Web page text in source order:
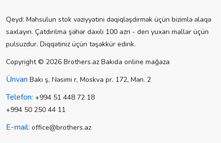
Qeyd: Məhsulun stok vəziyyətini dəqiqləşdirmək üçün bizimlə əlaqə
saxlayın. Çatdırılma şəhər daxili 100 azn - den yuxarı mallar üçün
pulsuzdur. Diqqətiniz üçün təşəkkür edirik.
Copyright © 2026 Brothers.az Bakıda online mağaza
Ünvan Bakı ş, Nəsimi r, Moskva pr. 172, Mən. 2
Telefon: +994 51 448 72 18
+994 50 250 44 11
E-mail: office@brothers.az